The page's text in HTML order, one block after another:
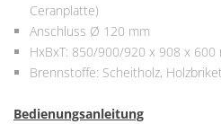
Ceranplatte)
Anschluss Ø 120 mm
HxBxT: 850/900/920 x 908 x 600
Brennstoffe: Scheitholz,
Bedienungsanleitung